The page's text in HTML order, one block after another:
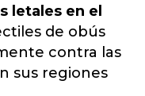
letales en el
de obús
contra las
sus regiones